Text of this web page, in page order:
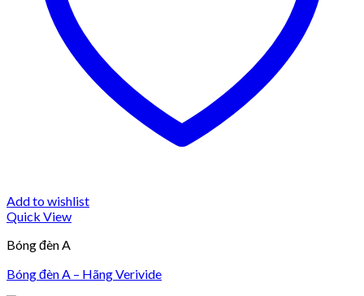
Add to wishlist
Quick View
Bóng đèn A
Bóng đèn A – Hãng Verivide